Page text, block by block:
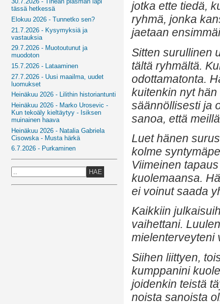
tässä hetkessä
Elokuu 2026 - Tunnetko sen?
21.7.2026 - Kysymyksiä ja
vastauksia
29.7.2026 - Muotoutunut ja
muodoton
15.7.2026 - Lataaminen
27.7.2026 - Uusi maailma, uudet
luomukset
Heinäkuu 2026 - Lilithin historiantunti
Heinäkuu 2026 - Marko Urosevic -
Kun tekoäly kieltäytyy - Isiksen
muinainen haava
Heinäkuu 2026 - Natalia Gabriela
Cisowska - Musta härkä
6.7.2026 - Purkaminen
HAE
jotka ette tiedä,
ryhmä, jonka
jaetaan
Sitten surullinen
tältä ryhmältä.
odottamatonta.
kuitenkin nyt
säännöllisesti ja
sanoa, että
Luet hänen
kolme
Viimeinen
kuolemaansa.
ei voinut saada
Kaikkiin
vaihettani.
mielenterveyteni
Siihen liittyen,
kumppanini
joidenkin teistä
noista sanoista